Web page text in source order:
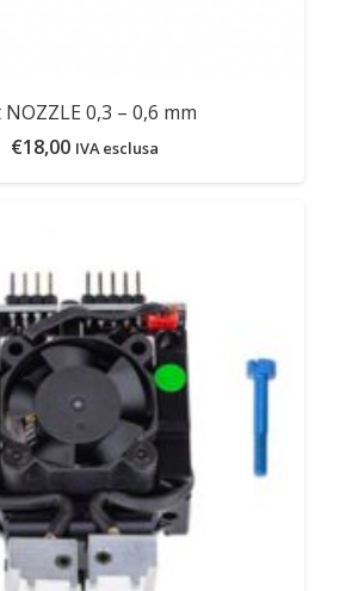
NOZZLE 0,3 – 0,6 mm
€18,00 IVA esclusa